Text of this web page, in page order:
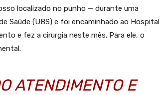
localizado no punho — durante uma
Saúde (UBS) e foi encaminhado ao Hospital
e fez a cirurgia neste mês. Para ele, o
ATENDIMENTO E